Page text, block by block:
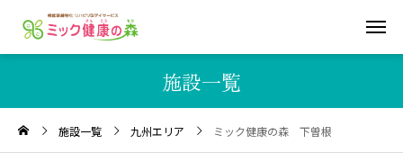
施設一覧
施設一覧 九州エリア ミック健康の森 下曽根